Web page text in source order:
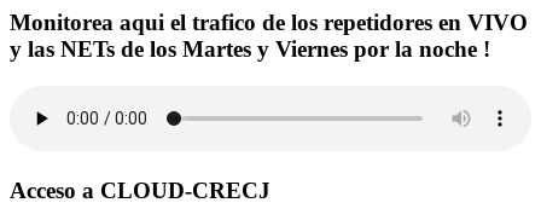
Monitorea aqui el trafico de los repetidores en VIVO
y las NETs de los Martes y Viernes por la noche !
Acceso a CLOUD-CRECJ